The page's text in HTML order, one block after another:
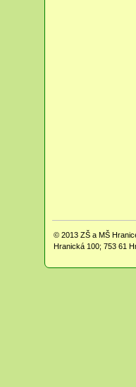
© 2013 ZŠ a MŠ
Hranická 100; 753 61